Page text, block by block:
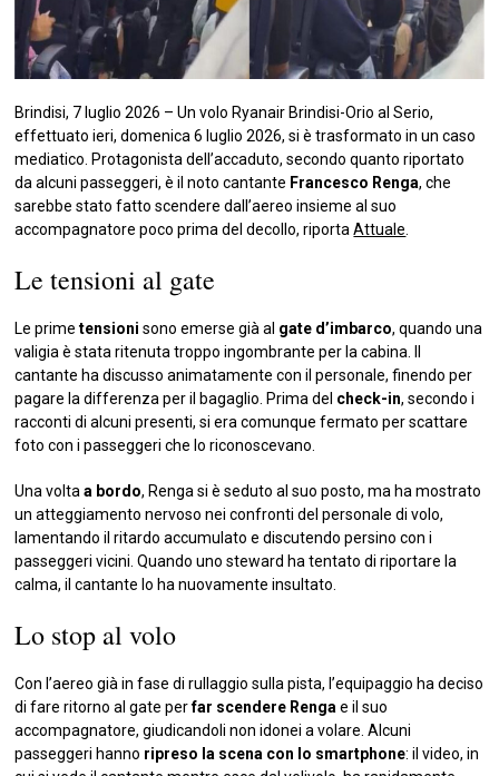
Brindisi, 7 luglio 2026 – Un volo Ryanair Brindisi-Orio al Serio,
effettuato ieri, domenica 6 luglio 2026, si è trasformato in un caso
mediatico. Protagonista dell’accaduto, secondo quanto riportato
da alcuni passeggeri, è il noto cantante Francesco Renga, che
sarebbe stato fatto scendere dall’aereo insieme al suo
accompagnatore poco prima del decollo, riportaAttuale
Le tensioni al gate
Le primetensioni sono emerse già al gate d’imbarco, quando una
valigia è stata ritenuta troppo ingombrante per la cabina. Il
cantante ha discusso animatamente con il personale, finendo per
pagare la differenza per il bagaglio. Prima del check-in, secondo i
racconti di alcuni presenti, si era comunque fermato per scattare
foto con i passeggeri che lo riconoscevano.
Una voltaa bordo, Renga si è seduto al suo posto, ma ha mostrato
un atteggiamento nervoso nei confronti del personale di volo,
lamentando il ritardo accumulato e discutendo persino con i
passeggeri vicini. Quando uno steward ha tentato di riportare la
calma, il cantante lo ha nuovamente insultato.
Lo stop al volo
Con l’aereo già in fase di rullaggio sulla pista, l’equipaggio ha deciso
di fare ritorno al gate perfar scendere Renga e il suo
accompagnatore, giudicandoli non idonei a volare. Alcuni
passeggeri hanno ripreso la scena con lo smartphone: il video, in